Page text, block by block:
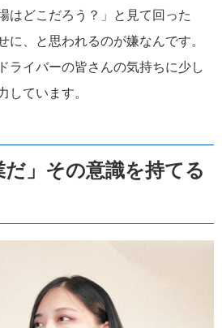
はどこだろう？」と見て回った
に、と思われるのが嫌なんです。
ライバーの皆さんの気持ちに少し
ています。
だ」その意識を持てる